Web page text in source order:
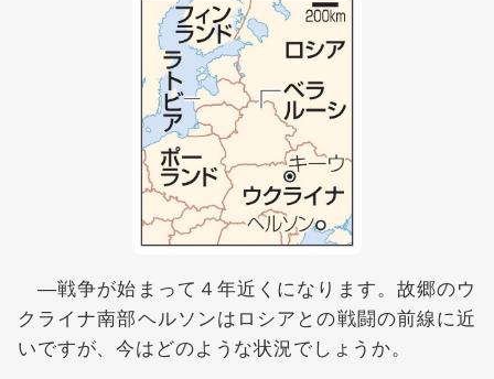
―戦争が始まって４年近くになります。故郷のウ
クライナ南部ヘルソンはロシアとの戦闘の前線に近
いですが、今はどのような状況でしょうか。